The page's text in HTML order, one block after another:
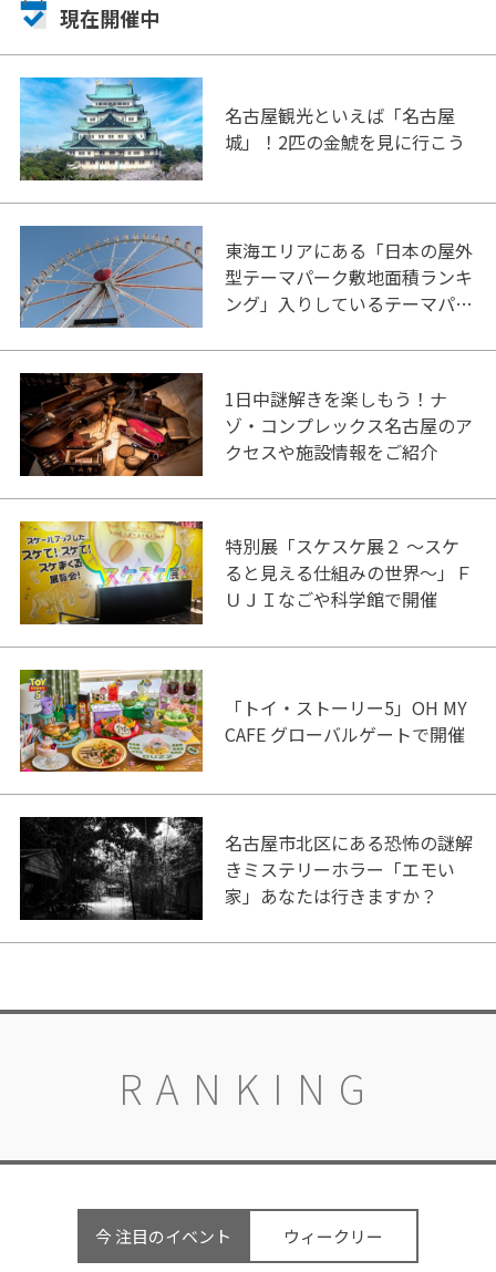
現在開催中
名古屋観光といえば「名古屋
城」！2匹の金鯱を見に行こう
東海エリアにある「日本の屋外
型テーマパーク敷地面積ランキ
ング」入りしているテーマパー
1日中謎解きを楽しもう！ナ
ゾ・コンプレックス名古屋のア
クセスや施設情報をご紹介
特別展「スケスケ展２ ～スケ
ると見える仕組みの世界～」Ｆ
ＵＪＩなごや科学館で開催
「トイ・ストーリー5」OH MY
CAFE グローバルゲートで開催
名古屋市北区にある恐怖の謎解
きミステリーホラー「エモい
家」あなたは行きますか？
RANKING
今 注目のイベント ウィークリー